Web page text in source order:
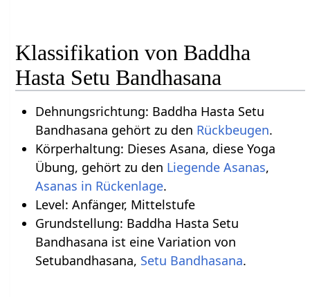
Klassifikation von Baddha
Hasta Setu Bandhasana
Dehnungsrichtung: Baddha Hasta Setu
Bandhasana gehört zu den Rückbeugen.
Körperhaltung: Dieses Asana, diese Yoga
Übung, gehört zu den Liegende Asanas,
Asanas in Rückenlage.
Level: Anfänger, Mittelstufe
Grundstellung: Baddha Hasta Setu
Bandhasana ist eine Variation von
Setubandhasana, Setu Bandhasana.